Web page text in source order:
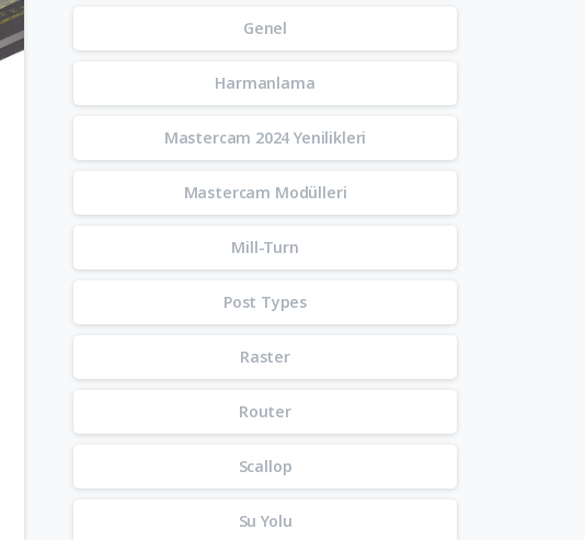
Genel
Harmanlama
Mastercam 2024 Yenilikleri
Mastercam Modülleri
Mill-Turn
Post Types
Raster
Router
Scallop
Su Yolu